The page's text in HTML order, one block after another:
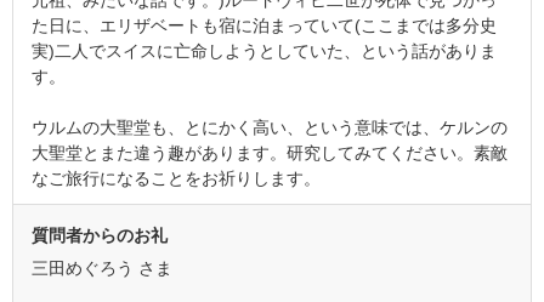
た日に、エリザベートも宿に泊まっていて(ここまでは多分史
実)二人でスイスに亡命しようとしていた、という話がありま
す。
ウルムの大聖堂も、とにかく高い、という意味では、ケルンの
大聖堂とまた違う趣があります。研究してみてください。素敵
なご旅行になることをお祈りします。
質問者からのお礼
三田めぐろう さま